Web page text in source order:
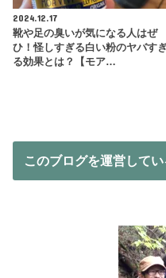
2024.12.17
靴や足の臭いが気になる人はぜ
ひ！怪しすぎる白い粉のヤバす
る効果とは？【モア…
このブログを運営してい